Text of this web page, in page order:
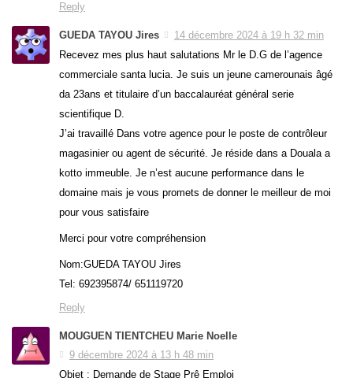
Reply
GUEDA TAYOU Jires
14 décembre 2024 à 19 h 32 min
Recevez mes plus haut salutations Mr le D.G de l’agence
commerciale santa lucia. Je suis un jeune camerounais âgé
da 23ans et titulaire d’un baccalauréat général serie
scientifique D.
J’ai travaillé Dans votre agence pour le poste de contrôleur
magasinier ou agent de sécurité. Je réside dans a Douala a
kotto immeuble. Je n’est aucune performance dans le
domaine mais je vous promets de donner le meilleur de moi
pour vous satisfaire
Merci pour votre compréhension
Nom:GUEDA TAYOU Jires
Tel: 692395874/ 651119720
Reply
MOUGUEN TIENTCHEU Marie Noelle
9 décembre 2024 à 13 h 48 min
Objet : Demande de Stage Prê Emploi